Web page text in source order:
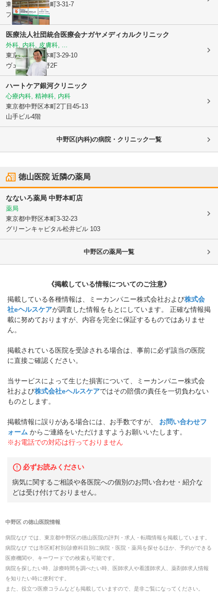
東京都中野区本町3-31-7
プレジールS1F
医療法人社団統合医療会ナガヤメディカルクリニック
外科, 内科, 皮膚科, ...
東京都中野区本町3-29-10
ヴェルティ中野2F
ハートケア銀河クリニック
心療内科, 精神科, 内科
東京都中野区本町2丁目45-13
山手ビル4階
中野区(内科)の病院・クリニック一覧
徳山医院近隣の薬局
なないろ薬局 中野本町店
薬局
東京都中野区本町3-32-23
グリーンキャピタル松井ビル 103
中野区の薬局一覧
《掲載している情報についてのご注意》
掲載している各種情報は、ミーカンパニー株式会社および株式会
社eヘルスケアが調査した情報をもとにしています。 正確な情報掲
載に努めておりますが、内容を完全に保証するものではありませ
ん。
掲載されている医院を受診される場合は、事前に必ず該当の医院
に直接ご確認ください。
当サービスによって生じた損害について、ミーカンパニー株式会
社および株式会社eヘルスケアではその賠償の責任を一切負わない
ものとします。
掲載情報に誤りがある場合には、お手数ですが、
お問い合わせフ
ォーム からご連絡をいただけますようお願いいたします。
※お電話での対応は行っておりません
必ずお読みください
病気に関するご相談や各医院への個別のお問い合わせ・紹介な
どは受け付けておりません。
中野区 の徳山医院情報
病院なび では、 東京都中野区の徳山医院の評判・求人・転職情報を掲載しています。
病院なび では市区町村別/診療科目別に病院・医院・薬局を探せるほか、予約ができる
医療機関や、キーワードでの検索も可能です。
病院を探したい時、診療時間を調べたい時、医師求人や看護師求人、薬剤師求人情報
を知りたい時に便利です。
また、役立つ医療コラムなども掲載していますので、是非ご覧になってください。